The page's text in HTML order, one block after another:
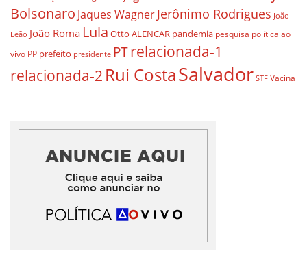
Bolsonaro Jaques WagnerJerônimo Rodrigues João
Leão João Roma Lula Otto ALENCAR pandemia pesquisa política ao
vivo PP prefeito presidente PTrelacionada-1
relacionada-2 Rui CostaSalvador STF Vacina